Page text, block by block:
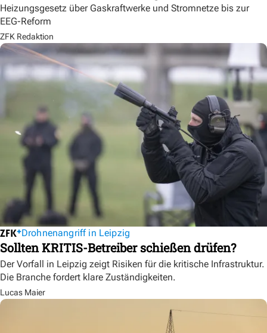
Heizungsgesetz über Gaskraftwerke und Stromnetze bis zur
EEG-Reform
ZFK Redaktion
Drohnenangriff in Leipzig
Sollten KRITIS-Betreiber schießen drüfen?
Der Vorfall in Leipzig zeigt Risiken für die kritische Infrastruktur.
Die Branche fordert klare Zuständigkeiten.
Lucas Maier